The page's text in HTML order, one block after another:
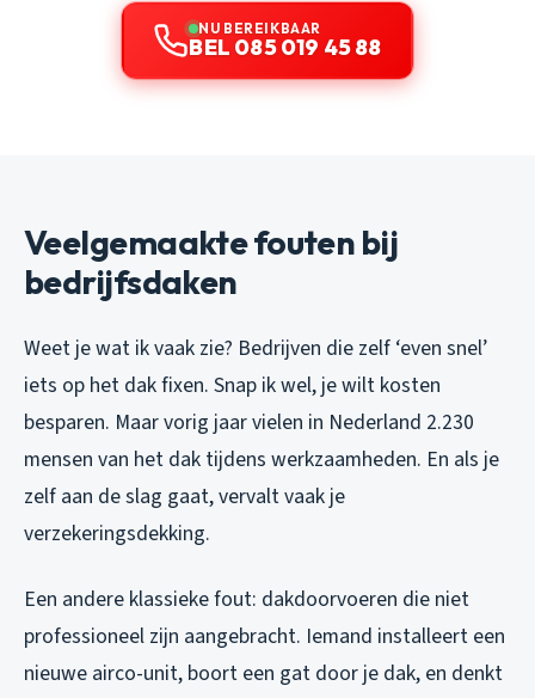
NU BEREIKBAAR
BEL 085 019 45 88
Veelgemaakte fouten bij
bedrijfsdaken
Weet je wat ik vaak zie? Bedrijven die zelf ‘even snel’
iets op het dak fixen. Snap ik wel, je wilt kosten
besparen. Maar vorig jaar vielen in Nederland 2.230
mensen van het dak tijdens werkzaamheden. En als je
zelf aan de slag gaat, vervalt vaak je
verzekeringsdekking.
Een andere klassieke fout: dakdoorvoeren die niet
professioneel zijn aangebracht. Iemand installeert een
nieuwe airco-unit, boort een gat door je dak, en denkt